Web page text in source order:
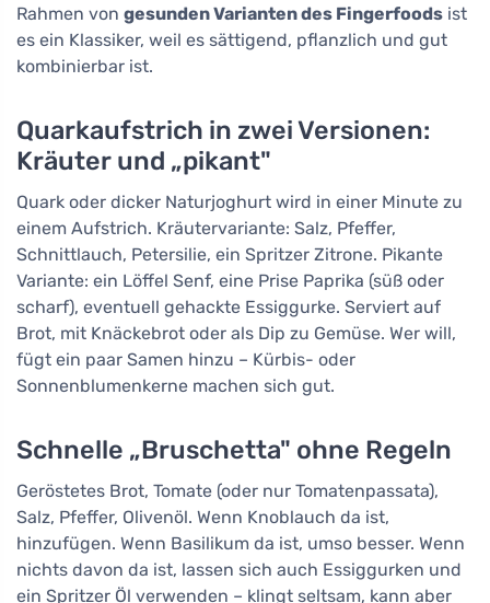
Rahmen von gesunden Varianten des Fingerfoods ist
es ein Klassiker, weil es sättigend, pflanzlich und gut
kombinierbar ist.
Quarkaufstrich in zwei Versionen:
Kräuter und „pikant"
Quark oder dicker Naturjoghurt wird in einer Minute zu
einem Aufstrich. Kräutervariante: Salz, Pfeffer,
Schnittlauch, Petersilie, ein Spritzer Zitrone. Pikante
Variante: ein Löffel Senf, eine Prise Paprika (süß oder
scharf), eventuell gehackte Essiggurke. Serviert auf
Brot, mit Knäckebrot oder als Dip zu Gemüse. Wer will,
fügt ein paar Samen hinzu – Kürbis- oder
Sonnenblumenkerne machen sich gut.
Schnelle „Bruschetta" ohne Regeln
Geröstetes Brot, Tomate (oder nur Tomatenpassata),
Salz, Pfeffer, Olivenöl. Wenn Knoblauch da ist,
hinzufügen. Wenn Basilikum da ist, umso besser. Wenn
nichts davon da ist, lassen sich auch Essiggurken und
ein Spritzer Öl verwenden – klingt seltsam, kann aber